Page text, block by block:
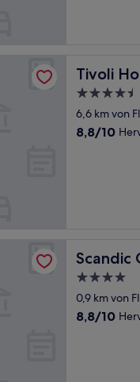
Tivoli
Tivoli
4.5-
Sterne-
Unterkunft
6,6 km von
8.8
8,8/10
Scandic
Scandic
4.0-
Sterne-
Unterkunft
0,9 km von
8.8
8,8/10